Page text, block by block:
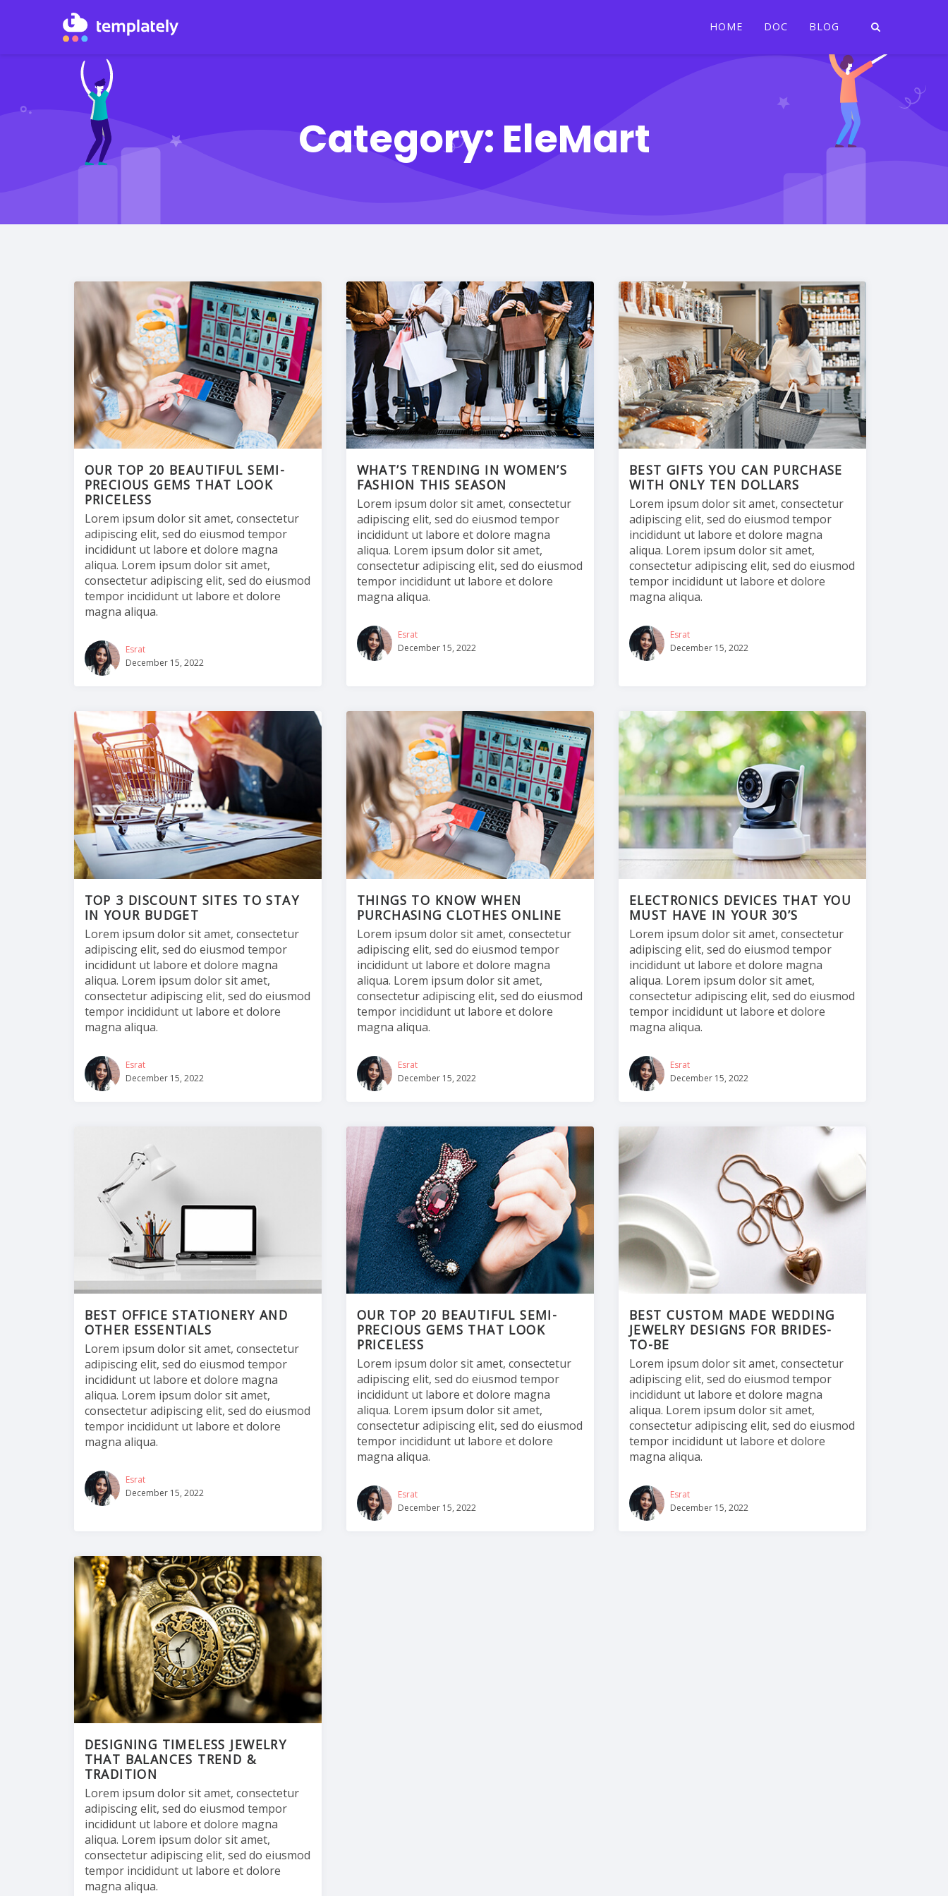
HOME DOC BLOG
Category: EleMart
OUR TOP 20 BEAUTIFUL SEMI-
PRECIOUS GEMS THAT LOOK
PRICELESS
Lorem ipsum dolor sit amet, consectetur
adipiscing elit, sed do eiusmod tempor
incididunt ut labore et dolore magna
aliqua. Lorem ipsum dolor sit amet,
consectetur adipiscing elit, sed do eiusmod
tempor incididunt ut labore et dolore
magna aliqua.
Esrat
December 15, 2022
WHAT’S TRENDING IN WOMEN’S
FASHION THIS SEASON
Lorem ipsum dolor sit amet, consectetur
adipiscing elit, sed do eiusmod tempor
incididunt ut labore et dolore magna
aliqua. Lorem ipsum dolor sit amet,
consectetur adipiscing elit, sed do eiusmod
tempor incididunt ut labore et dolore
magna aliqua.
Esrat
December 15, 2022
BEST GIFTS YOU CAN PURCHASE
WITH ONLY TEN DOLLARS
Lorem ipsum dolor sit amet, consectetur
adipiscing elit, sed do eiusmod tempor
incididunt ut labore et dolore magna
aliqua. Lorem ipsum dolor sit amet,
consectetur adipiscing elit, sed do eiusmod
tempor incididunt ut labore et dolore
magna aliqua.
Esrat
December 15, 2022
TOP 3 DISCOUNT SITES TO STAY
IN YOUR BUDGET
Lorem ipsum dolor sit amet, consectetur
adipiscing elit, sed do eiusmod tempor
incididunt ut labore et dolore magna
aliqua. Lorem ipsum dolor sit amet,
consectetur adipiscing elit, sed do eiusmod
tempor incididunt ut labore et dolore
magna aliqua.
Esrat
December 15, 2022
THINGS TO KNOW WHEN
PURCHASING CLOTHES ONLINE
Lorem ipsum dolor sit amet, consectetur
adipiscing elit, sed do eiusmod tempor
incididunt ut labore et dolore magna
aliqua. Lorem ipsum dolor sit amet,
consectetur adipiscing elit, sed do eiusmod
tempor incididunt ut labore et dolore
magna aliqua.
Esrat
December 15, 2022
ELECTRONICS DEVICES THAT YOU
MUST HAVE IN YOUR 30’S
Lorem ipsum dolor sit amet, consectetur
adipiscing elit, sed do eiusmod tempor
incididunt ut labore et dolore magna
aliqua. Lorem ipsum dolor sit amet,
consectetur adipiscing elit, sed do eiusmod
tempor incididunt ut labore et dolore
magna aliqua.
Esrat
December 15, 2022
BEST OFFICE STATIONERY AND
OTHER ESSENTIALS
Lorem ipsum dolor sit amet, consectetur
adipiscing elit, sed do eiusmod tempor
incididunt ut labore et dolore magna
aliqua. Lorem ipsum dolor sit amet,
consectetur adipiscing elit, sed do eiusmod
tempor incididunt ut labore et dolore
magna aliqua.
Esrat
December 15, 2022
OUR TOP 20 BEAUTIFUL SEMI-
PRECIOUS GEMS THAT LOOK
PRICELESS
Lorem ipsum dolor sit amet, consectetur
adipiscing elit, sed do eiusmod tempor
incididunt ut labore et dolore magna
aliqua. Lorem ipsum dolor sit amet,
consectetur adipiscing elit, sed do eiusmod
tempor incididunt ut labore et dolore
magna aliqua.
Esrat
December 15, 2022
BEST CUSTOM MADE WEDDING
JEWELRY DESIGNS FOR BRIDES-
TO-BE
Lorem ipsum dolor sit amet, consectetur
adipiscing elit, sed do eiusmod tempor
incididunt ut labore et dolore magna
aliqua. Lorem ipsum dolor sit amet,
consectetur adipiscing elit, sed do eiusmod
tempor incididunt ut labore et dolore
magna aliqua.
Esrat
December 15, 2022
DESIGNING TIMELESS JEWELRY
THAT BALANCES TREND &
TRADITION
Lorem ipsum dolor sit amet, consectetur
adipiscing elit, sed do eiusmod tempor
incididunt ut labore et dolore magna
aliqua. Lorem ipsum dolor sit amet,
consectetur adipiscing elit, sed do eiusmod
tempor incididunt ut labore et dolore
magna aliqua.